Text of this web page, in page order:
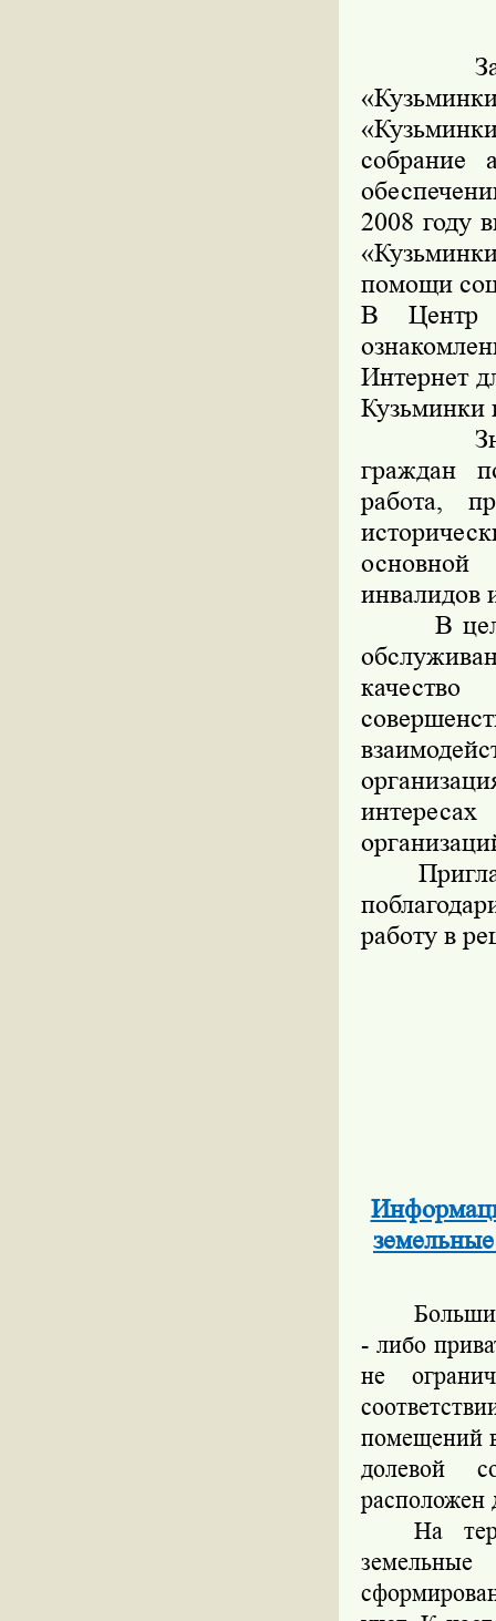
собрание
2008 году
помощи
В Центр
Интернет
Кузьминки
граждан
работа,
основной
инвалидов
В целях
работу в
- либо
не
помещений
долевой
На